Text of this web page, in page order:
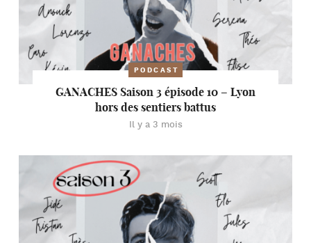
PODCAST
GANACHES Saison 3 épisode 10 – Lyon
hors des sentiers battus
Il y a 3 mois